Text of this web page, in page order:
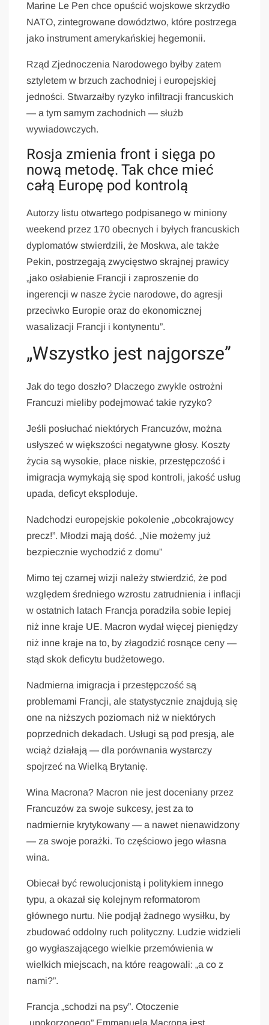
Marine Le Pen chce opuścić wojskowe skrzydło
NATO, zintegrowane dowództwo, które postrzega
jako instrument amerykańskiej hegemonii.
Rząd Zjednoczenia Narodowego byłby zatem
sztyletem w brzuch zachodniej i europejskiej
jedności. Stwarzałby ryzyko infiltracji francuskich
— a tym samym zachodnich — służb
wywiadowczych.
Rosja zmienia front i sięga po
nową metodę. Tak chce mieć
całą Europę pod kontrolą
Autorzy listu otwartego podpisanego w miniony
weekend przez 170 obecnych i byłych francuskich
dyplomatów stwierdzili, że Moskwa, ale także
Pekin, postrzegają zwycięstwo skrajnej prawicy
„jako osłabienie Francji i zaproszenie do
ingerencji w nasze życie narodowe, do agresji
przeciwko Europie oraz do ekonomicznej
wasalizacji Francji i kontynentu”.
„Wszystko jest najgorsze”
Jak do tego doszło? Dlaczego zwykle ostrożni
Francuzi mieliby podejmować takie ryzyko?
Jeśli posłuchać niektórych Francuzów, można
usłyszeć w większości negatywne głosy. Koszty
życia są wysokie, płace niskie, przestępczość i
imigracja wymykają się spod kontroli, jakość usług
upada, deficyt eksploduje.
Nadchodzi europejskie pokolenie „obcokrajowcy
precz!”. Młodzi mają dość. „Nie możemy już
bezpiecznie wychodzić z domu”
Mimo tej czarnej wizji należy stwierdzić, że pod
względem średniego wzrostu zatrudnienia i inflacji
w ostatnich latach Francja poradziła sobie lepiej
niż inne kraje UE. Macron wydał więcej pieniędzy
niż inne kraje na to, by złagodzić rosnące ceny —
stąd skok deficytu budżetowego.
Nadmierna imigracja i przestępczość są
problemami Francji, ale statystycznie znajdują się
one na niższych poziomach niż w niektórych
poprzednich dekadach. Usługi są pod presją, ale
wciąż działają — dla porównania wystarczy
spojrzeć na Wielką Brytanię.
Wina Macrona? Macron nie jest doceniany przez
Francuzów za swoje sukcesy, jest za to
nadmiernie krytykowany — a nawet nienawidzony
— za swoje porażki. To częściowo jego własna
wina.
Obiecał być rewolucjonistą i politykiem innego
typu, a okazał się kolejnym reformatorom
głównego nurtu. Nie podjął żadnego wysiłku, by
zbudować oddolny ruch polityczny. Ludzie widzieli
go wygłaszającego wielkie przemówienia w
wielkich miejscach, na które reagowali: „a co z
nami?”.
Francja „schodzi na psy”. Otoczenie
„upokorzonego” Emmanuela Macrona jest